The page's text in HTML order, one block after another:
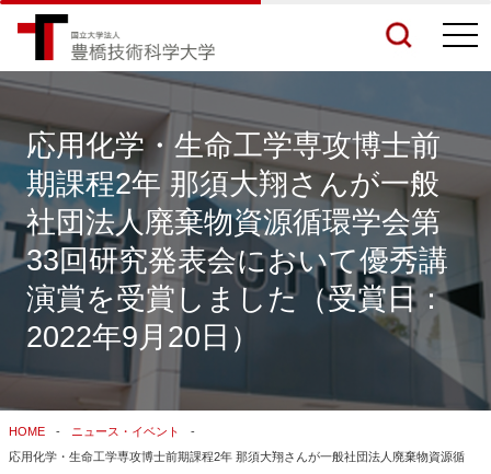
検索結果をもっと見る
関連サイトすべてを検索する
応用化学・生命工学専攻博士前
期課程2年 那須大翔さんが一般
社団法人廃棄物資源循環学会第
33回研究発表会において優秀講
演賞を受賞しました（受賞日：
2022年9月20日）
HOME
ニュース・イベント
応用化学・生命工学専攻博士前期課程2年 那須大翔さんが一般社団法人廃棄物資源循